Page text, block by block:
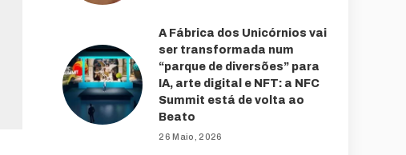
A Fábrica dos Unicórnios vai
ser transformada num
“parque de diversões” para
IA, arte digital e NFT: a NFC
Summit está de volta ao
Beato
26 Maio, 2026